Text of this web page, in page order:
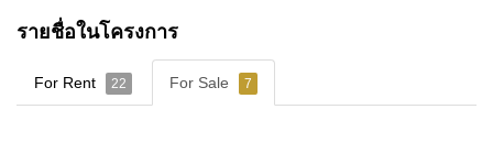
รายชื่อในโครงการ
For Rent 22 For Sale 7